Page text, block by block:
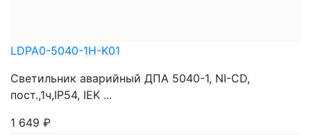
LDPA0-5040-1H-K01
Светильник аварийный ДПА 5040-1, NI-CD,
пост.,1ч,IP54, IEK ...
1 649 ₽